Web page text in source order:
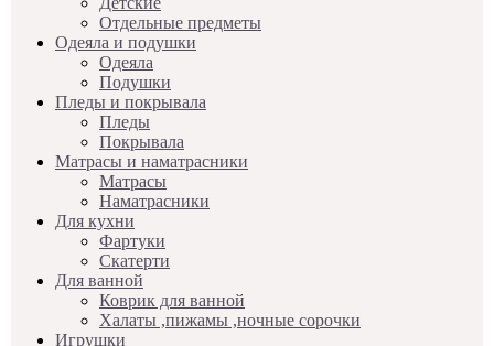
Отдельные предметы
Одеяла и подушки
Одеяла
Подушки
Пледы и покрывала
Пледы
Покрывала
Матрасы и наматрасники
Матрасы
Наматрасники
Для кухни
Фартуки
Скатерти
Для ванной
Коврик для ванной
Халаты ,пижамы ,ночные сорочки
Игрушки